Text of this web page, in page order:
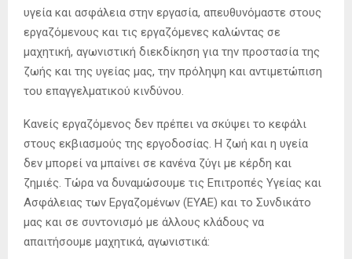
υγεία και ασφάλεια στην εργασία, απευθυνόμαστε στους
εργαζόμενους και τις εργαζόμενες καλώντας σε
μαχητική, αγωνιστική διεκδίκηση για την προστασία της
ζωής και της υγείας μας, την πρόληψη και αντιμετώπιση
του επαγγελματικού κινδύνου.
Κανείς εργαζόμενος δεν πρέπει να σκύψει το κεφάλι
στους εκβιασμούς της εργοδοσίας. Η ζωή και η υγεία
δεν μπορεί να μπαίνει σε κανένα ζύγι με κέρδη και
ζημιές. Τώρα να δυναμώσουμε τις Επιτροπές Υγείας και
Ασφάλειας των Εργαζομένων (ΕΥΑΕ) και το Συνδικάτο
μας και σε συντονισμό με άλλους κλάδους να
απαιτήσουμε μαχητικά, αγωνιστικά: